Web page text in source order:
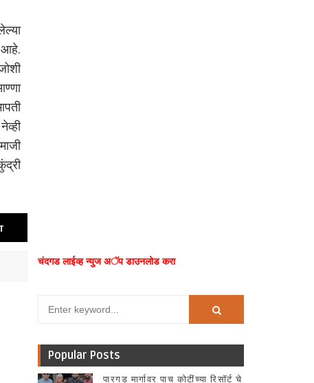
आहे.
चंदगड लाईव्ह न्युज अॅप डाउनलोड करा
Popular Posts
पारगड मार्गावर पाच कोटींच्या रिसॉर्ट चे